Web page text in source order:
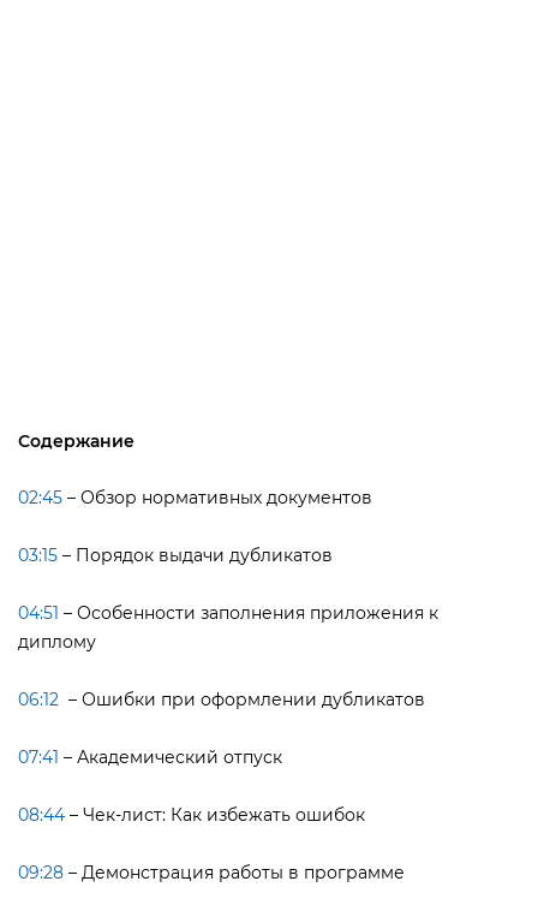
Содержание
02:45 – Обзор нормативных документо
03:15 – Порядок выдачи дубликато
04:51 – Особенности заполнения приложения к
диплому
06:12 – Ошибки при оформлении дубликато
07:41 – Академический отпуск
08:44 – Чек-лист: Как избежать ошибок
09:28 – Демонстрация работы в программе